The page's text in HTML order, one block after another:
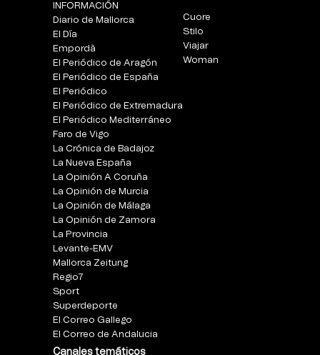
INFORMACIÓN
Diario de Mallorca
El Día
Empordà
El Periódico de Aragón
El Periódico de España
El Periódico
El Periódico de Extremadura
El Periódico Mediterráneo
Faro de Vigo
La Crónica de Badajoz
La Nueva España
La Opinión A Coruña
La Opinión de Murcia
La Opinión de Málaga
La Opinión de Zamora
La Provincia
Levante-EMV
Mallorca Zeitung
Regio7
Sport
Superdeporte
El Correo Gallego
El Correo de Andalucia
Canales temáticos
Cuore
Stilo
Viajar
Woman